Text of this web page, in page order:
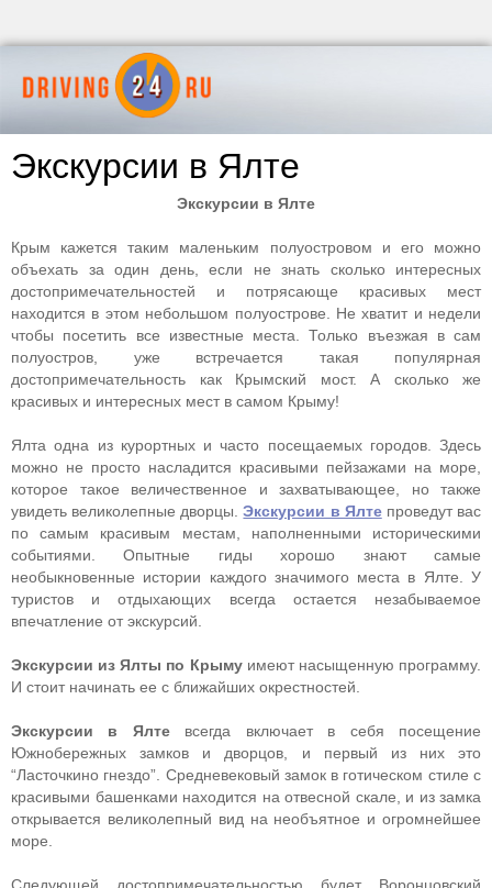
Экскурсии в Ялте
Экскурсии в Ялте
Крым кажется таким маленьким полуостровом и его можно
объехать за один день, если не знать сколько интересных
достопримечательностей и потрясающе красивых мест
находится в этом небольшом полуострове. Не хватит и недели
чтобы посетить все известные места. Только въезжая в сам
полуостров, уже встречается такая популярная
достопримечательность как Крымский мост. А сколько же
красивых и интересных мест в самом Крыму!
Ялта одна из курортных и часто посещаемых городов. Здесь
можно не просто насладится красивыми пейзажами на море,
которое такое величественное и захватывающее, но также
увидеть великолепные дворцы.Экскурсии в Ялтепроведут вас
по самым красивым местам, наполненными историческими
событиями. Опытные гиды хорошо знают самые
необыкновенные истории каждого значимого места в Ялте. У
туристов и отдыхающих всегда остается незабываемое
впечатление от экскурсий.
Экскурсии из Ялты по Крымуимеют насыщенную программу.
И стоит начинать ее с ближайших окрестностей.
Экскурсии в Ялтевсегда включает в себя посещение
Южнобережных замков и дворцов, и первый из них это
“Ласточкино гнездо”. Средневековый замок в готическом стиле с
красивыми башенками находится на отвесной скале, и из замка
открывается великолепный вид на необъятное и огромнейшее
море.